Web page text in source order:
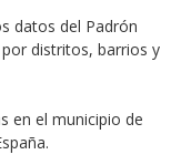
datos del Padrón
distritos, barrios y
en el municipio de